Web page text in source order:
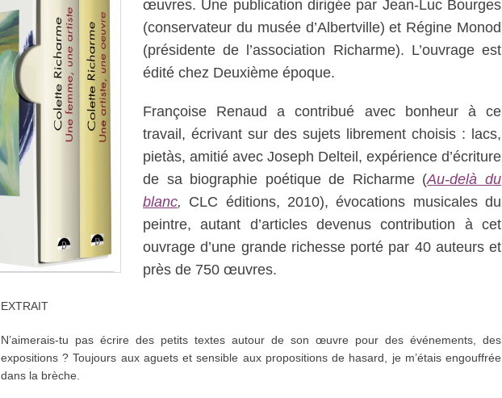
œuvres. Une publication dirigée par Jean-Luc Bourges
(conservateur du musée d’Albertville) et Régine Monod
(présidente de l’association Richarme). L’ouvrage est
édité chez Deuxième époque.
Françoise Renaud a contribué avec bonheur à ce
travail, écrivant sur des sujets librement choisis : lacs,
pietàs, amitié avec Joseph Delteil, expérience d’écriture
de sa biographie poétique de Richarme (Au-delà du
blanc, CLC éditions, 2010), évocations musicales du
peintre, autant d’articles devenus contribution à cet
ouvrage d’une grande richesse porté par 40 auteurs et
près de 750 œuvres.
EXTRAIT
N’aimerais-tu pas écrire des petits textes autour de son œuvre pour des événements, des
expositions ? Toujours aux aguets et sensible aux propositions de hasard, je m’étais engouffrée
dans la brèche.